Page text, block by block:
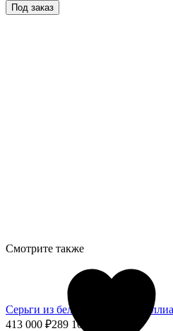
Под заказ
Серьги из белого золота с
413 000 ₽289 100
Смотрите также